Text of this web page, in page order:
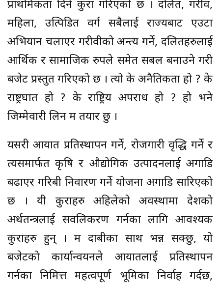
प्राथमिकता दिने कुरा गरिएको छ । दलित, गरीव,
महिला, उत्पिडित वर्ग सबैलाई राज्यबाट एउटा
अभियान चलाएर गरीवीको अन्त्य गर्ने, दलितहरुलाई
आर्थिक र सामाजिक रुपले समेत सबल बनाउने गरी
बजेट प्रस्तुत गरिएको छ । त्यो के अनैतिकता हो ? के
राष्ट्रघात हो ? के राष्ट्रिय अपराध हो ? हो भने
जिम्मेवारी लिन म तयार छु ।
यसरी आयात प्रतिस्थापन गर्ने, रोजगारी वृद्धि गर्ने र
त्यसमार्फत कृषि र औद्योगिक उत्पादनलाई अगाडि
बढाएर गरिबी निवारण गर्ने योजना अगाडि सारिएको
छ । यी कुराहरु अहिलेको अवस्थामा देशको
अर्थतन्त्रलाई सवलिकरण गर्नका लागि आवश्यक
कुराहरु हुन् । म दाबीका साथ भन्न सक्छु, यो
बजेटको कार्यान्वयनले आयातलाई प्रतिस्थापन
गर्नका निमित्त महत्वपूर्ण भूमिका निर्वाह गर्दछ,